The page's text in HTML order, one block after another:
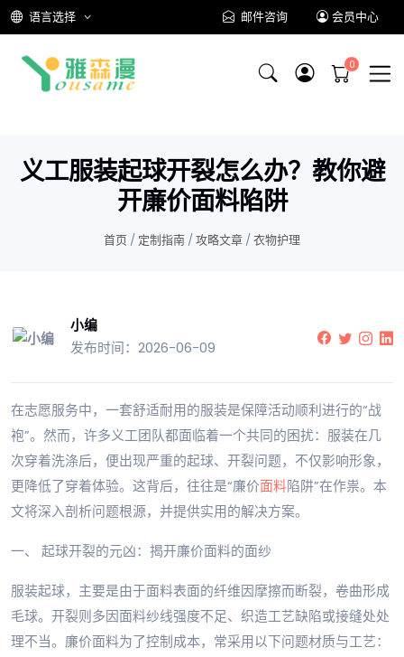
语言选择 邮件咨询 会员中心
义工服装起球开裂怎么办？教你避
开廉价面料陷阱
首页 / 定制指南 / 攻略文章 / 衣物护理
小编
发布时间：2026-06-09
在志愿服务中，一套舒适耐用的服装是保障活动顺利进行的“战
袍”。然而，许多义工团队都面临着一个共同的困扰：服装在几
次穿着洗涤后，便出现严重的起球、开裂问题，不仅影响形象，
更降低了穿着体验。这背后，往往是“廉价面料陷阱”在作祟。本
文将深入剖析问题根源，并提供实用的解决方案。
一、 起球开裂的元凶：揭开廉价面料的面纱
服装起球，主要是由于面料表面的纤维因摩擦而断裂，卷曲形成
毛球。开裂则多因面料纱线强度不足、织造工艺缺陷或接缝处处
理不当。廉价面料为了控制成本，常采用以下问题材质与工艺：